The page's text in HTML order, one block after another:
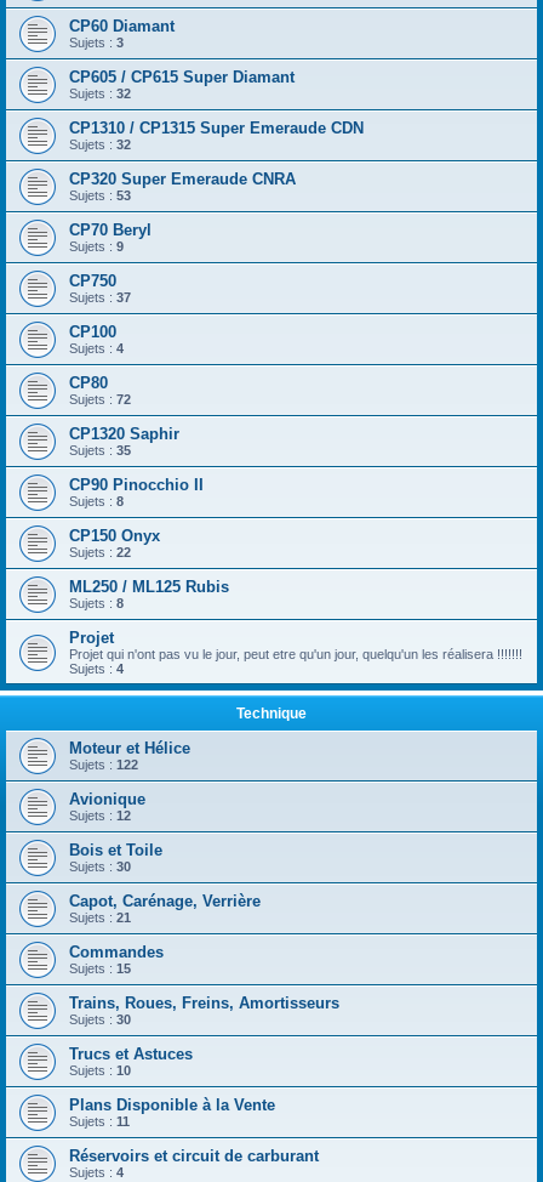
CP60 Diamant
Sujets : 3
CP605 / CP615 Super Diamant
Sujets : 32
CP1310 / CP1315 Super Emeraude CDN
Sujets : 32
CP320 Super Emeraude CNRA
Sujets : 53
CP70 Beryl
Sujets : 9
CP750
Sujets : 37
CP100
Sujets : 4
CP80
Sujets : 72
CP1320 Saphir
Sujets : 35
CP90 Pinocchio II
Sujets : 8
CP150 Onyx
Sujets : 22
ML250 / ML125 Rubis
Sujets : 8
Projet
Projet qui n'ont pas vu le jour, peut etre qu'un jour, quelqu'un les réalisera !!!!!!!
Sujets : 4
Technique
Moteur et Hélice
Sujets : 122
Avionique
Sujets : 12
Bois et Toile
Sujets : 30
Capot, Carénage, Verrière
Sujets : 21
Commandes
Sujets : 15
Trains, Roues, Freins, Amortisseurs
Sujets : 30
Trucs et Astuces
Sujets : 10
Plans Disponible à la Vente
Sujets : 11
Réservoirs et circuit de carburant
Sujets : 4